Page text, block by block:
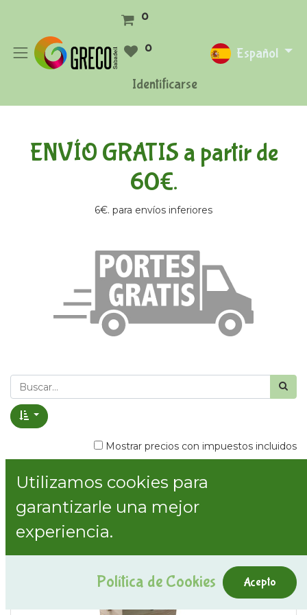
0
0
Identificarse
Español
ENVÍO GRATIS a partir de
60€.
6€. para envíos inferiores
Mostrar precios con impuestos incluidos
Mostrar categorías
Utilizamos cookies para
garantizarle una mejor
experiencia.
Política de Cookies Acepto